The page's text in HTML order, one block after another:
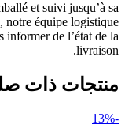
et suivi jusqu’à sa
notre équipe logistique
informer de l’état de la
livraison.
منتجات ذات
-13%